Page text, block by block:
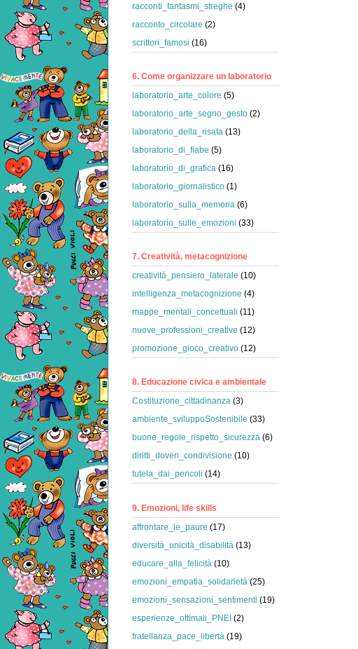
racconti_fantasmi_streghe (4)
racconto_circolare (2)
scrittori_famosi (16)
6. Come organizzare un laboratorio
laboratorio_arte_colore (5)
laboratorio_arte_segno_gesto (2)
laboratorio_della_risata (13)
laboratorio_di_fiabe (5)
laboratorio_di_grafica (16)
laboratorio_giornalistico (1)
laboratorio_sulla_memoria (6)
laboratorio_sulle_emozioni (33)
7. Creatività, metacognizione
creatività_pensiero_laterale (10)
intelligenza_metacognizione (4)
mappe_mentali_concettuali (11)
nuove_professioni_creative (12)
promozione_gioco_creativo (12)
8. Educazione civica e ambientale
Costituzione_cittadinanza (3)
ambiente_sviluppoSostenibile (33)
buone_regole_rispetto_sicurezza (6)
diritti_doveri_condivisione (10)
tutela_dai_pericoli (14)
9. Emozioni, life skills
affrontare_le_paure (17)
diversità_unicità_disabilità (13)
educare_alla_felicità (10)
emozioni_empatia_solidarietà (25)
emozioni_sensazioni_sentimenti (19)
esperienze_ottimali_PNEI (2)
fratellanza_pace_libertà (19)